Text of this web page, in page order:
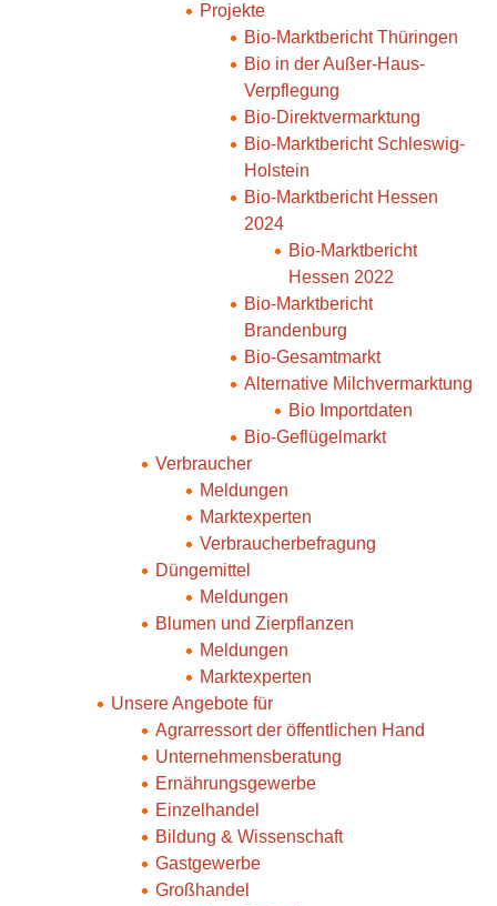
Projekte
Bio-Marktbericht Thüringen
Bio in der Außer-Haus-
Verpflegung
Bio-Direktvermarktung
Bio-Marktbericht Schleswig-
Holstein
Bio-Marktbericht Hessen
2024
Bio-Marktbericht
Hessen 2022
Bio-Marktbericht
Brandenburg
Bio-Gesamtmarkt
Alternative Milchvermarktung
Bio Importdaten
Bio-Geflügelmarkt
Verbraucher
Meldungen
Marktexperten
Verbraucherbefragung
Düngemittel
Meldungen
Blumen und Zierpflanzen
Meldungen
Marktexperten
Unsere Angebote für
Agrarressort der öffentlichen Hand
Unternehmensberatung
Ernährungsgewerbe
Einzelhandel
Bildung & Wissenschaft
Gastgewerbe
Großhandel